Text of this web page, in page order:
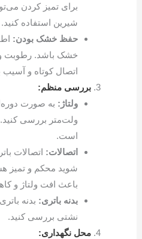
برای تمیز کردن
شیرین استفاده کنید.
حفظ خشک بودن:
خشک باشد. رطوبت و
اتصال کوتاه و آسیب
بررسی منظم:
ولتاژ: به صورت
است.
اتصالات: اتصالات
شوید محکم و تمیز
باعث افت ولتاژ و
بدنه باتری: بدنه
نشتی بررسی کنید.
محل نگهداری: